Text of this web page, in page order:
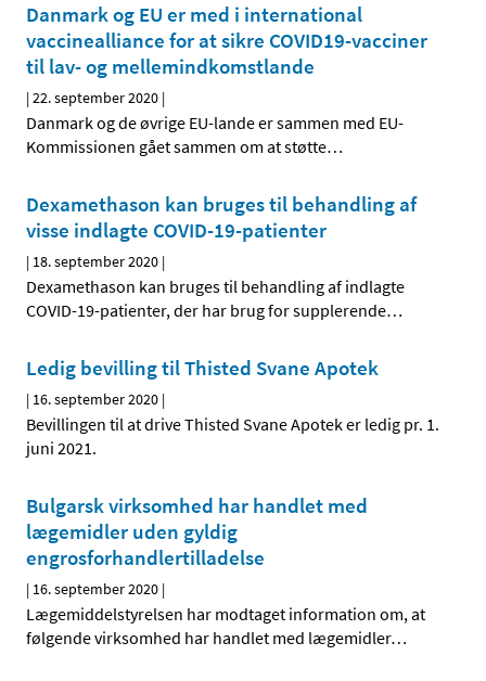
Danmark og EU er med i international
vaccinealliance for at sikre COVID19-vacciner
til lav- og mellemindkomstlande
|22. september 2020 |
Danmark og de øvrige EU-lande er sammen med EU-
Kommissionen gået sammen om at støtte…
Dexamethason kan bruges til behandling af
visse indlagte COVID-19-patienter
| 18. september 2020 |
Dexamethason kan bruges til behandling af indlagte
COVID-19-patienter, der har brug for supplerende…
Ledig bevilling til Thisted Svane Apotek
| 16. september 2020 |
Bevillingen til at drive Thisted Svane Apotek er ledig pr. 1.
juni 2021.
Bulgarsk virksomhed har handlet med
lægemidler uden gyldig
engrosforhandlertilladelse
| 16. september 2020 |
Lægemiddelstyrelsen har modtaget information om, at
følgende virksomhed har handlet med lægemidler…